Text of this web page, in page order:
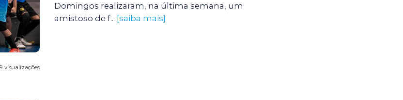
visualizações
Domingos realizaram, na última semana, um
amistoso de f... [saiba mais]